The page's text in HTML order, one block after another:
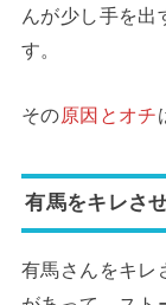
んが少し手を出
す。
その原因とオチ
有馬をキレさ
有馬さんをキレ